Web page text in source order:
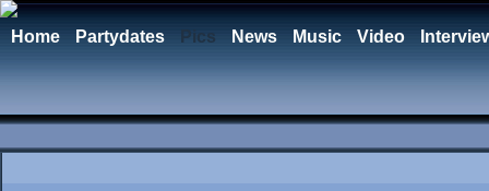
Home Partydates Pics News Music Video